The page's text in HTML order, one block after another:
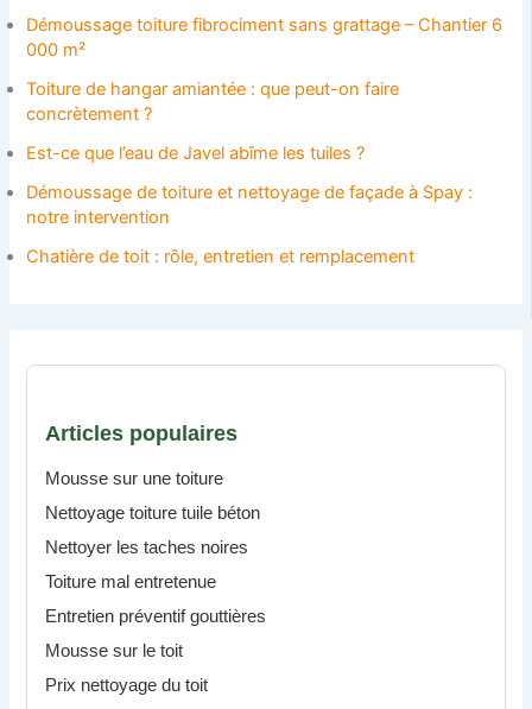
Démoussage toiture fibrociment sans grattage – Chantier 6
000 m²
Toiture de hangar amiantée : que peut-on faire
concrètement ?
Est-ce que l’eau de Javel abîme les tuiles ?
Démoussage de toiture et nettoyage de façade à Spay :
notre intervention
Chatière de toit : rôle, entretien et remplacement
Articles populaires
Mousse sur une toiture
Nettoyage toiture tuile béton
Nettoyer les taches noires
Toiture mal entretenue
Entretien préventif gouttières
Mousse sur le toit
Prix nettoyage du toit